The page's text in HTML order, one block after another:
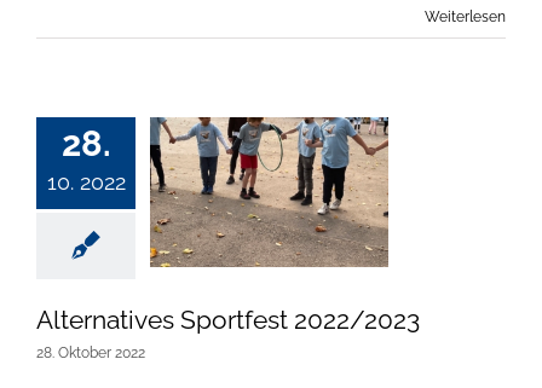
Weiterlesen
28.
10. 2022
Alternatives
Sportfest
2022/2023
Alternatives Sportfest 2022/2023
28. Oktober 2022